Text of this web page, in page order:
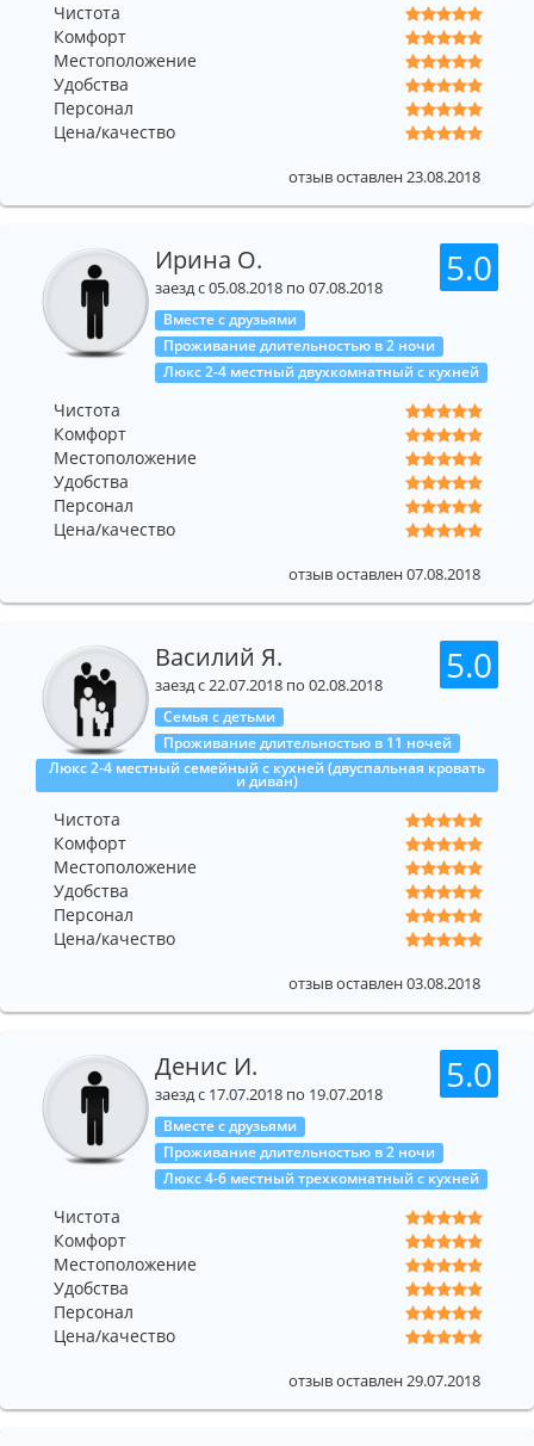
Чистота
Комфорт
Местоположение
Удобства
Персонал
Цена/качество
отзыв оставлен 23.08.2018
5.0
Ирина О.
заезд с 05.08.2018 по 07.08.2018
Вместе с друзьями
Проживание длительностью в 2 ночи
Люкс 2-4 местный двухкомнатный с кухней
Чистота
Комфорт
Местоположение
Удобства
Персонал
Цена/качество
отзыв оставлен 07.08.2018
5.0
Василий Я.
заезд с 22.07.2018 по 02.08.2018
Семья с детьми
Проживание длительностью в 11 ночей
Люкс 2-4 местный семейный с кухней (двуспальная кровать
и диван)
Чистота
Комфорт
Местоположение
Удобства
Персонал
Цена/качество
отзыв оставлен 03.08.2018
5.0
Денис И.
заезд с 17.07.2018 по 19.07.2018
Вместе с друзьями
Проживание длительностью в 2 ночи
Люкс 4-6 местный трехкомнатный с кухней
Чистота
Комфорт
Местоположение
Удобства
Персонал
Цена/качество
отзыв оставлен 29.07.2018